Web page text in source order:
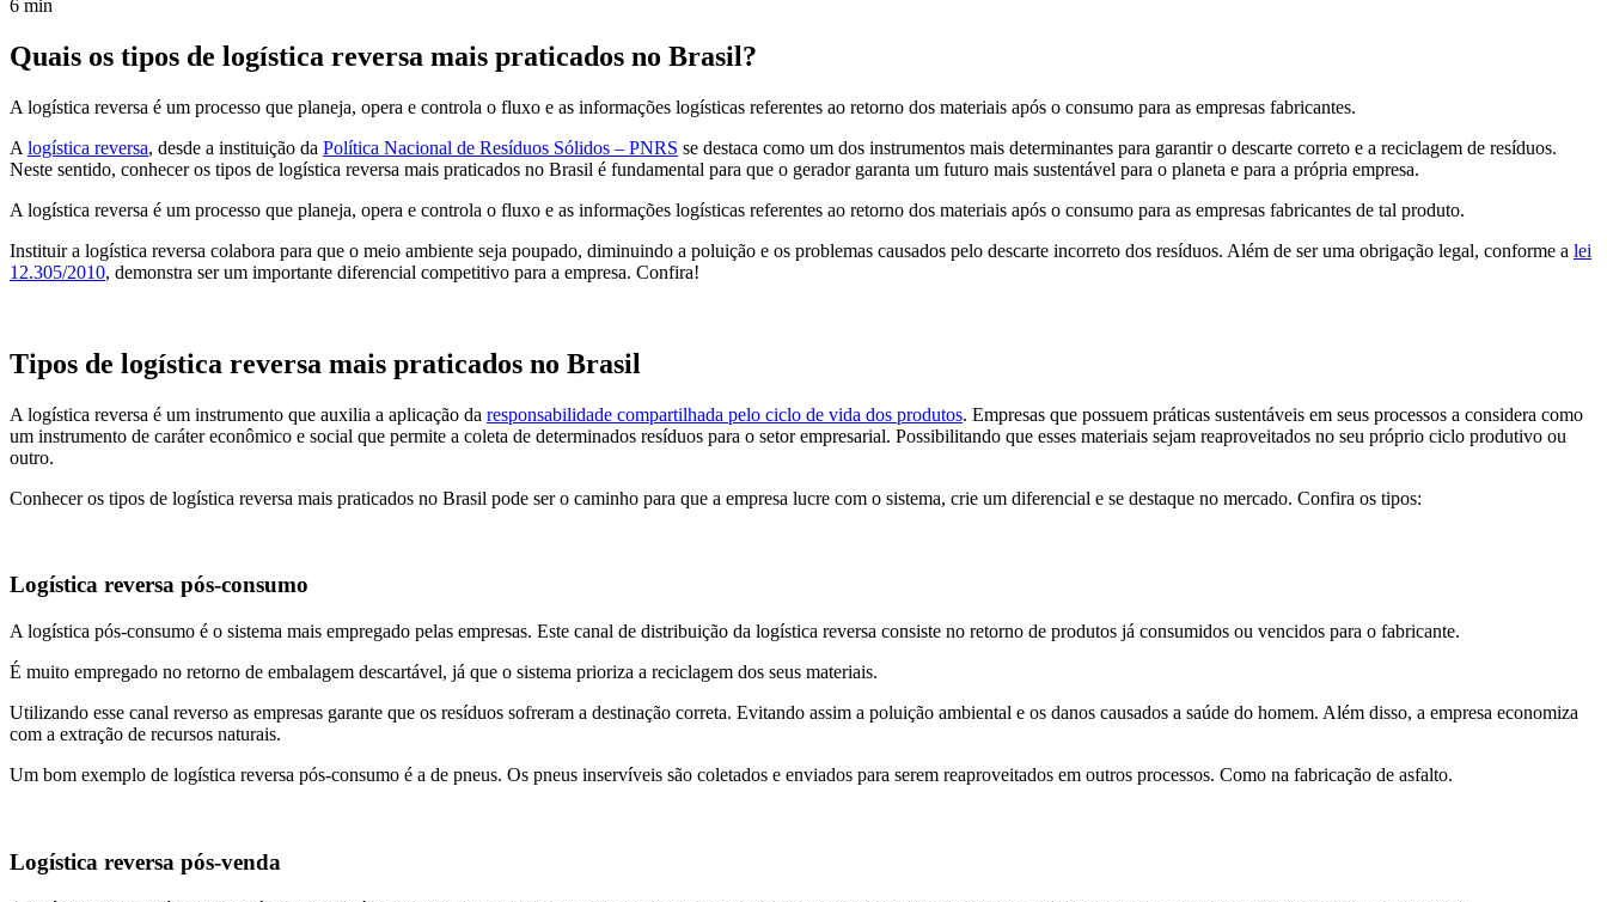
6 min
Quais os tipos de logística reversa mais praticados no Brasil?
A logística reversa é um processo que planeja, opera e controla o fluxo e as informações logísticas referentes ao retorno dos materiais após o consumo para as empresas fabricantes.
A logística reversa, desde a instituição da Política Nacional de Resíduos Sólidos – PNRS se destaca como um dos instrumentos mais determinantes para garantir o descarte correto e a reciclagem de resíduos.
Neste sentido, conhecer os tipos de logística reversa mais praticados no Brasil é fundamental para que o gerador garanta um futuro mais sustentável para o planeta e para a própria empresa.
A logística reversa é um processo que planeja, opera e controla o fluxo e as informações logísticas referentes ao retorno dos materiais após o consumo para as empresas fabricantes de tal produto.
Instituir a logística reversa colabora para que o meio ambiente seja poupado, diminuindo a poluição e os problemas causados pelo descarte incorreto dos resíduos. Além de ser uma obrigação legal, conforme a lei
12.305/2010, demonstra ser um importante diferencial competitivo para a empresa. Confira!
Tipos de logística reversa mais praticados no Brasil
A logística reversa é um instrumento que auxilia a aplicação da responsabilidade compartilhada pelo ciclo de vida dos produtos. Empresas que possuem práticas sustentáveis em seus processos a considera como
um instrumento de caráter econômico e social que permite a coleta de determinados resíduos para o setor empresarial. Possibilitando que esses materiais sejam reaproveitados no seu próprio ciclo produtivo ou
outro.
Conhecer os tipos de logística reversa mais praticados no Brasil pode ser o caminho para que a empresa lucre com o sistema, crie um diferencial e se destaque no mercado. Confira os tipos:
Logística reversa pós-consumo
A logística pós-consumo é o sistema mais empregado pelas empresas. Este canal de distribuição da logística reversa consiste no retorno de produtos já consumidos ou vencidos para o fabricante.
É muito empregado no retorno de embalagem descartável, já que o sistema prioriza a reciclagem dos seus materiais.
Utilizando esse canal reverso as empresas garante que os resíduos sofreram a destinação correta. Evitando assim a poluição ambiental e os danos causados a saúde do homem. Além disso, a empresa economiza
com a extração de recursos naturais.
Um bom exemplo de logística reversa pós-consumo é a de pneus. Os pneus inservíveis são coletados e enviados para serem reaproveitados em outros processos. Como na fabricação de asfalto.
Logística reversa pós-venda